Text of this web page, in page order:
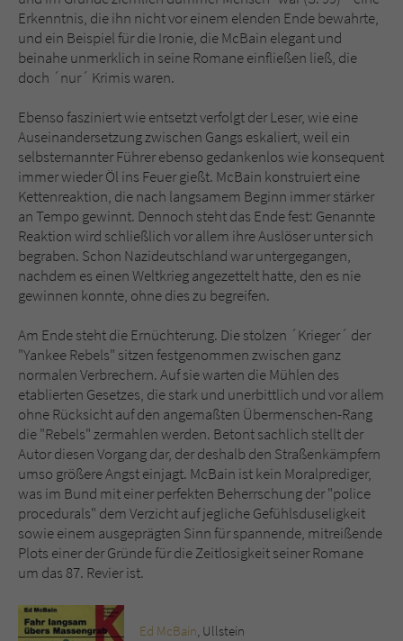
Erkenntnis, die ihn nicht vor einem elenden Ende bewahrte,
und ein Beispiel für die Ironie, die McBain elegant und
beinahe unmerklich in seine Romane einfließen ließ, die
doch ´nur´ Krimis waren.
Ebenso fasziniert wie entsetzt verfolgt der Leser, wie eine
Auseinandersetzung zwischen Gangs eskaliert, weil ein
selbsternannter Führer ebenso gedankenlos wie konsequent
immer wieder Öl ins Feuer gießt. McBain konstruiert eine
Kettenreaktion, die nach langsamem Beginn immer stärker
an Tempo gewinnt. Dennoch steht das Ende fest: Genannte
Reaktion wird schließlich vor allem ihre Auslöser unter sich
begraben. Schon Nazideutschland war untergegangen,
nachdem es einen Weltkrieg angezettelt hatte, den es nie
gewinnen konnte, ohne dies zu begreifen.
Am Ende steht die Ernüchterung. Die stolzen ´Krieger´ der
"Yankee Rebels" sitzen festgenommen zwischen ganz
normalen Verbrechern. Auf sie warten die Mühlen des
etablierten Gesetzes, die stark und unerbittlich und vor allem
ohne Rücksicht auf den angemaßten Übermenschen-Rang
die "Rebels" zermahlen werden. Betont sachlich stellt der
Autor diesen Vorgang dar, der deshalb den Straßenkämpfern
umso größere Angst einjagt. McBain ist kein Moralprediger,
was im Bund mit einer perfekten Beherrschung der "police
procedurals" dem Verzicht auf jegliche Gefühlsduseligkeit
sowie einem ausgeprägten Sinn für spannende, mitreißende
Plots einer der Gründe für die Zeitlosigkeit seiner Romane
um das 87. Revier ist.
Ed McBain, Ullstein